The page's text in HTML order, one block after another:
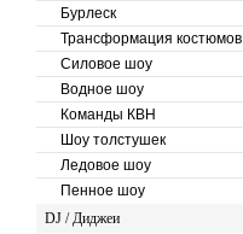
Бурлеск
Трансформация костюмов
Силовое шоу
Водное шоу
Команды КВН
Шоу толстушек
Ледовое шоу
Пенное шоу
DJ / Диджеи